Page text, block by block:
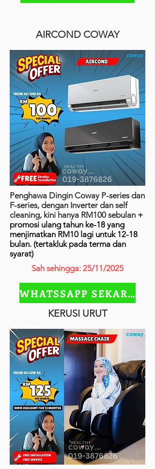
AIRCOND COWAY
Penghawa Dingin Coway P-series dan
F-series, dengan Inverter dan self
cleaning, kini hanya RM100 sebulan +
promosi ulang tahun ke-18 yang
menjimatkan RM10 lagi untuk 12-18
bulan. (tertakluk pada terma dan
syarat)
Sah sehingga: 25/11/2025
WHATSSAPP SEKARANG
KERUSI URUT